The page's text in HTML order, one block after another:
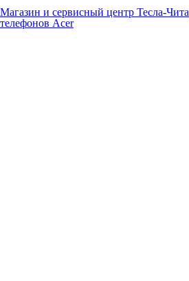
Магазин и сервисный центр Тесла-Чита
телефонов Acer